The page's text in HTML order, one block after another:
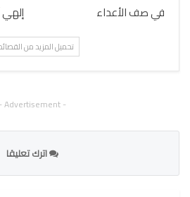
في صف الأعداء
تحميل المزيد من
- Advertisement -
اترك تعليقا